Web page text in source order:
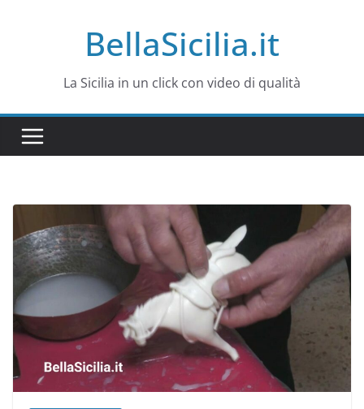
BellaSicilia.it
La Sicilia in un click con video di qualità